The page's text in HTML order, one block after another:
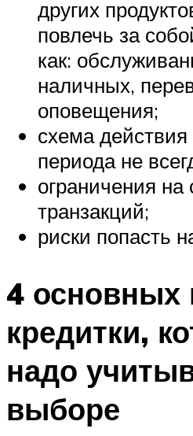
других
повлечь за
как:
наличных,
оповещения;
схема действия
периода не
ограничения
транзакций;
риски попасть
4 основных
кредитки,
надо
выборе